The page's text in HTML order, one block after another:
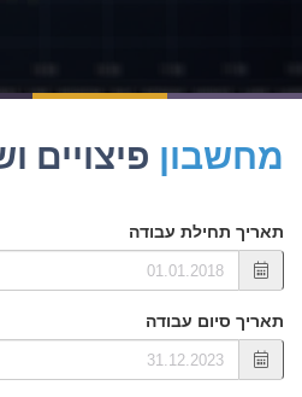
מחשבון פיצויים
תאריך תחילת עבודה
תאריך סיום עבודה